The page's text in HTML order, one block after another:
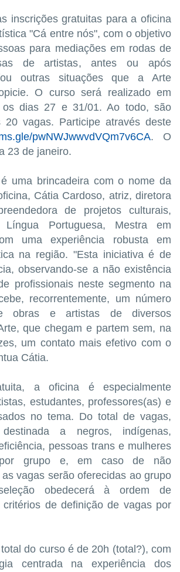
inscrições gratuitas para a oficina
"Cá entre nós", com o objetivo
para mediações em rodas de
de artistas, antes ou após
ou outras situações que a Arte
O curso será realizado em
os dias 27 e 31/01. Ao todo, são
20 vagas. Participe através deste
pwNWJwwvdVQm7v6CA. O
23 de janeiro.
uma brincadeira com o nome da
Cátia Cardoso, atriz, diretora
de projetos culturais,
Língua Portuguesa, Mestra em
uma experiência robusta em
na região. "Esta iniciativa é de
observando-se a não existência
profissionais neste segmento na
recorrentemente, um número
obras e artistas de diversos
que chegam e partem sem, na
um contato mais efetivo com o
Cátia.
a oficina é especialmente
estudantes, professores(as) e
no tema. Do total de vagas,
a negros, indígenas,
pessoas trans e mulheres
grupo e, em caso de não
vagas serão oferecidas ao grupo
obedecerá à ordem de
de definição de vagas por
do curso é de 20h (total?), com
centrada na experiência dos